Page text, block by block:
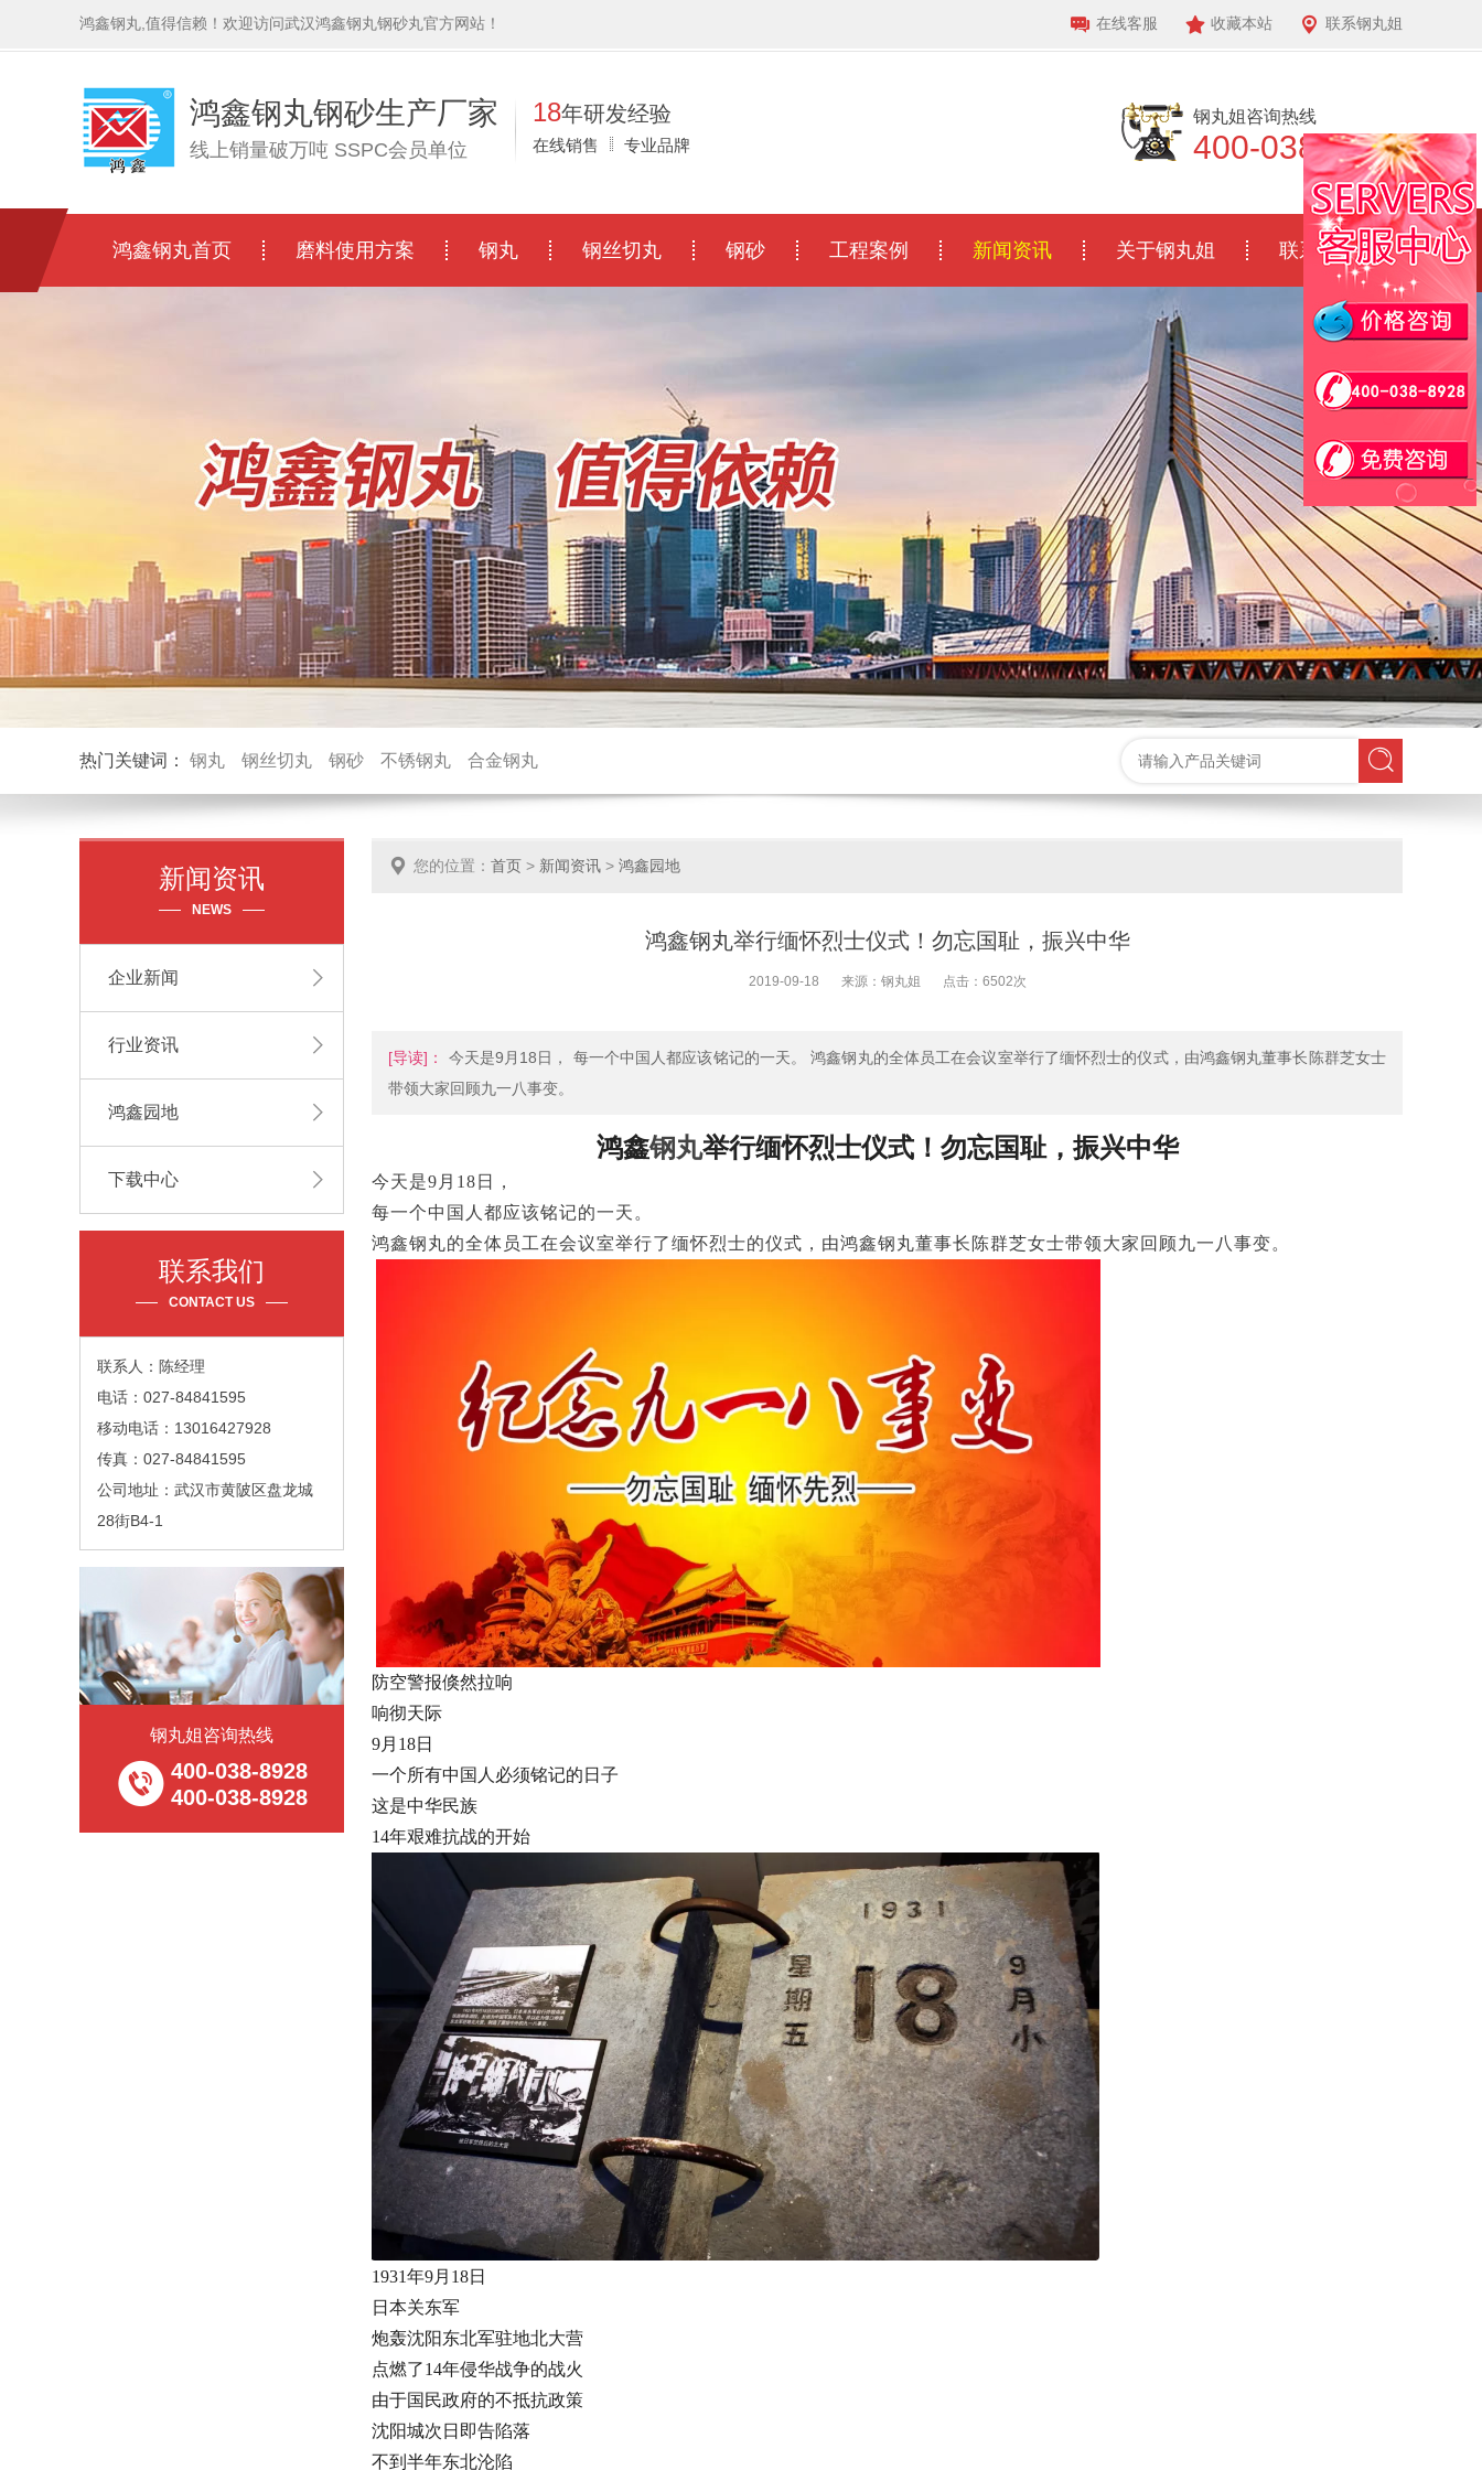
鸿鑫钢丸,值得信赖！欢迎访问武汉鸿鑫钢丸钢砂丸官方网站！ 在线客服 收藏本站 联系钢丸姐
鸿鑫钢丸钢砂生产厂家
线上销量破万吨 SSPC会员单位
18年研发经验
在线销售 专业品牌
钢丸姐咨询热线
400-038-8928
鸿鑫钢丸首页 磨料使用方案 钢丸 钢丝切丸 钢砂 工程案例 新闻资讯 关于钢丸姐 联系我们
热门关键词： 钢丸 钢丝切丸 钢砂 不锈钢丸 合金钢丸
您的位置： 首页 > 新闻资讯 > 鸿鑫园地
鸿鑫钢丸举行缅怀烈士仪式！勿忘国耻，振兴中华
2019-09-18 来源：钢丸姐 点击：6502次
[导读]：
今天是9月18日， 每一个中国人都应该铭记的一天。 鸿鑫钢丸的全体员工在会议室举行了缅怀烈士的仪式，由鸿鑫钢丸董事长陈群芝女士
带领大家回顾九一八事变。
鸿鑫钢丸举行缅怀烈士仪式！ 勿忘国耻， 振兴中华
今天是9月18日，
每一个中国人都应该铭记的一天。
鸿鑫钢丸的全体员工在会议室举行了缅怀烈士的仪式，由鸿鑫钢丸董事长陈群芝女士带领大家回顾九一八事变。
防空警报倏然拉响
响彻天际
9月18日
一个所有中国人必须铭记的日子
这是中华民族
14年艰难抗战的开始
1931年9月18日
日本关东军
炮轰沈阳东北军驻地北大营
点燃了14年侵华战争的战火
由于国民政府的不抵抗政策
沈阳城次日即告陷落
不到半年东北沦陷
新闻资讯
NEWS
企业新闻
行业资讯
鸿鑫园地
下载中心
联系我们
CONTACT US
联系人：陈经理
电话：027-84841595
移动电话：13016427928
传真：027-84841595
公司地址：武汉市黄陂区盘龙城
28街B4-1
钢丸姐咨询热线
400-038-8928
400-038-8928